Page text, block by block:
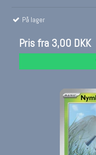
På lager
Pris fra 3,00 DKK